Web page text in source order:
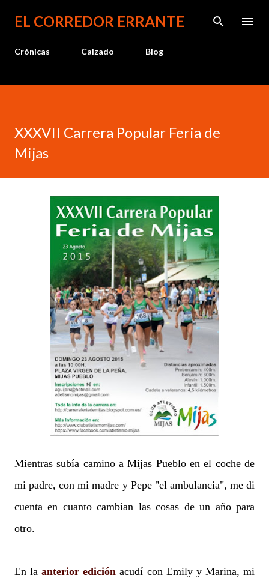
Ir al contenido principal
EL CORREDOR ERRANTE
Crónicas Calzado Blog
XXXVII Carrera Popular Feria de
Mijas
Mientras subía camino a Mijas Pueblo en el coche de
mi padre, con mi madre y Pepe "el ambulancia", me di
cuenta en cuanto cambian las cosas de un año para
otro.
En laanterior edición acudí con Emily y Marina, mi